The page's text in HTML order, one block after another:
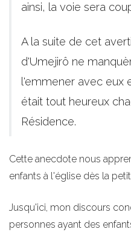
ainsi, la voie sera
A la suite de cet
d'Umejirô ne
l'emmener avec eux
était tout heureux
Résidence.
Cette anecdote nous
enfants à l'église dès la
Jusqu'ici, mon discours
personnes ayant des